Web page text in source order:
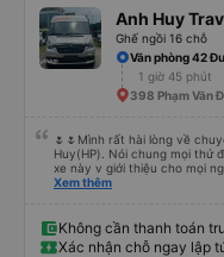
Anh Huy
Ghế ngồi 16 chỗ
Văn phòng 42
1 giờ 45 phút
398 Phạm Văn
🌷🌷Mình rất hài lòng về
Huy(HP). Nói chung mọi thứ
xe này v giới thiệu cho mọi
và phát triển hơn nữa. Mọi
Xem thêm
Không cần thanh toán
Xác nhận chỗ ngay lập